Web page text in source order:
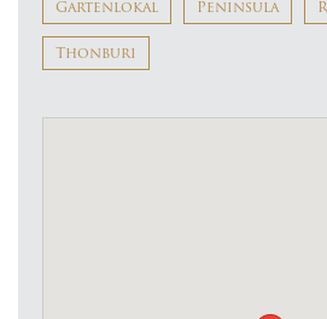
Gartenlokal Peninsula
Thonburi